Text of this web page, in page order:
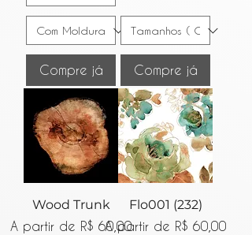
Compre já Compre já
Wood Trunk
A partir de R$ 60,00
Preço promocional
Flo001 (232)
A partir de R$ 60,00
Preço promocional